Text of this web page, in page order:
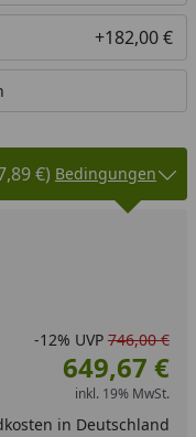
+182,00 €
€) Bedingungen
eingeben
um eins erhöhen
-12% UVP 746,00 €
649,67 €
inkl. 19% MwSt.
in Deutschland